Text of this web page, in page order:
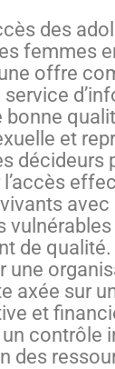
des
femmes
offre
service
bonne
et
décideurs
avec
de qualité.
une
axée sur
et
contrôle
des